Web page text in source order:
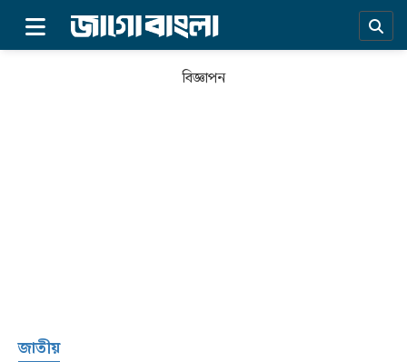
বিজ্ঞাপন
জাতীয়